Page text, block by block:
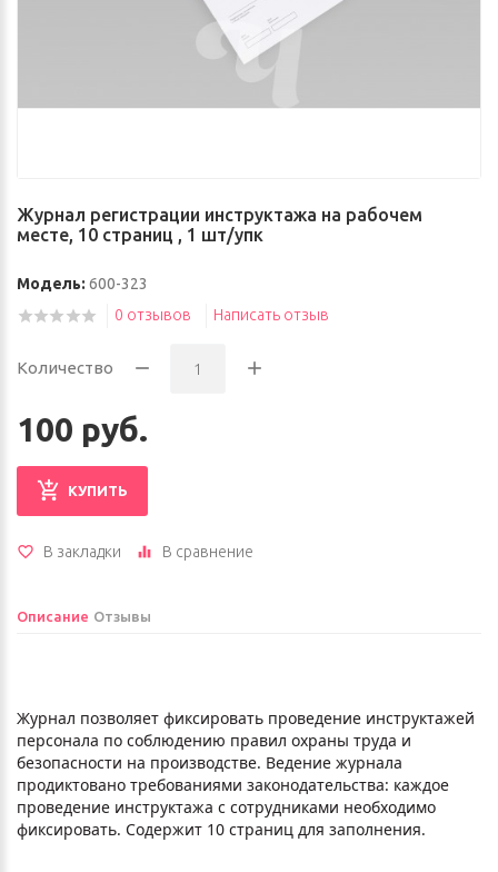
Журнал регистрации инструктажа на рабочем
месте, 10 страниц , 1 шт/упк
Модель: 600-323
0 отзывов
Написать отзыв
Количество
100 руб.
КУПИТЬ
В закладки В сравнение
Описание Отзывы
Журнал позволяет фиксировать проведение инструктажей
персонала по соблюдению правил охраны труда и
безопасности на производстве. Ведение журнала
продиктовано требованиями законодательства: каждое
проведение инструктажа с сотрудниками необходимо
фиксировать. Содержит 10 страниц для заполнения.